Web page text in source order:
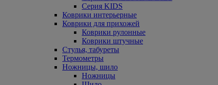
Серия KIDS
Коврики интерьерные
Коврики для прихожей
Коврики рулонные
Коврики штучные
Стулья, табуреты
Термометры
Ножницы, шило
Ножницы